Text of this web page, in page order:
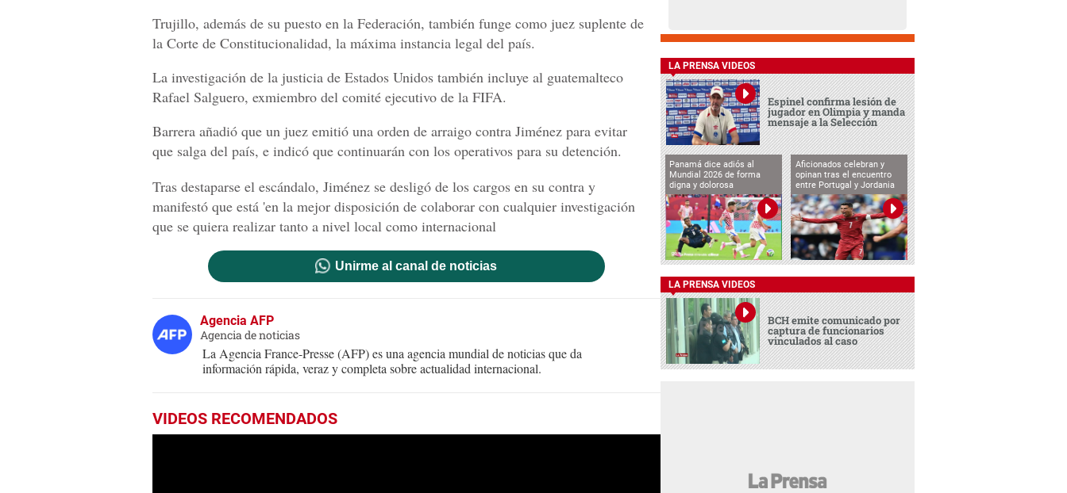
Trujillo, además de su puesto en la Federación, también funge como juez suplente de
la Corte de Constitucionalidad, la máxima instancia legal del país.
La investigación de la justicia de Estados Unidos también incluye al guatemalteco
Rafael Salguero, exmiembro del comité ejecutivo de la FIFA.
Barrera añadió que un juez emitió una orden de arraigo contra Jiménez para evitar
que salga del país, e indicó que continuarán con los operativos para su detención.
Tras destaparse el escándalo, Jiménez se desligó de los cargos en su contra y
manifestó que está 'en la mejor disposición de colaborar con cualquier investigación
que se quiera realizar tanto a nivel local como internacional
Unirme al canal de noticias
Agencia AFP
Agencia de noticias
La Agencia France-Presse (AFP) es una agencia mundial de noticias que da
información rápida, veraz y completa sobre actualidad internacional.
VIDEOS RECOMENDADOS
LA PRENSA VIDEOS
Espinel confirma lesión de
jugador en Olimpia y manda
mensaje a la Selección
Panamá dice adiós al
Mundial 2026 de forma
digna y dolorosa
Aficionados celebran y
opinan tras el encuentro
entre Portugal y Jordania
LA PRENSA VIDEOS
BCH emite comunicado por
captura de funcionarios
vinculados al caso